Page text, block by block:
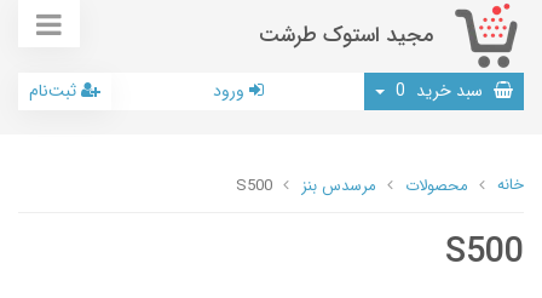
مجید استوک طرشت
سبد خرید 0 ورود ثبت‌نام
خانه محصولات مرسدس بنز S500
S500